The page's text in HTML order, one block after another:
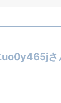
uo0y465jさ